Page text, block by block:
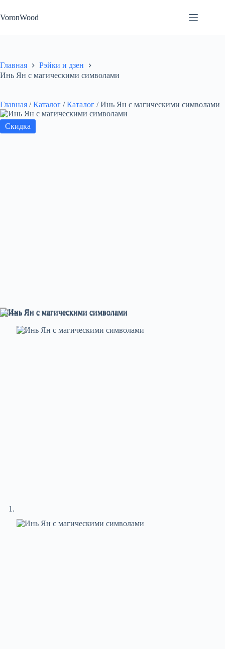
к
сути
VoronWood
Главная
Рэйки и дзен
Инь Ян с магическими символами
Главная / Каталог / Каталог / Инь Ян с магическими символами
Скидка